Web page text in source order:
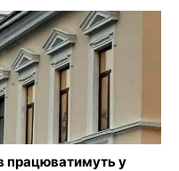
працюватимуть у